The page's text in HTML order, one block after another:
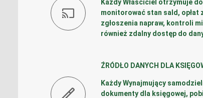
Każdy Właściciel otrzymuje
monitorować stan sald, opłat
zgłoszenia napraw, kontroli
również zdalny dostęp do
ŹRÓDŁO DANYCH DLA
Każdy Wynajmujący
dokumenty dla księgowej,